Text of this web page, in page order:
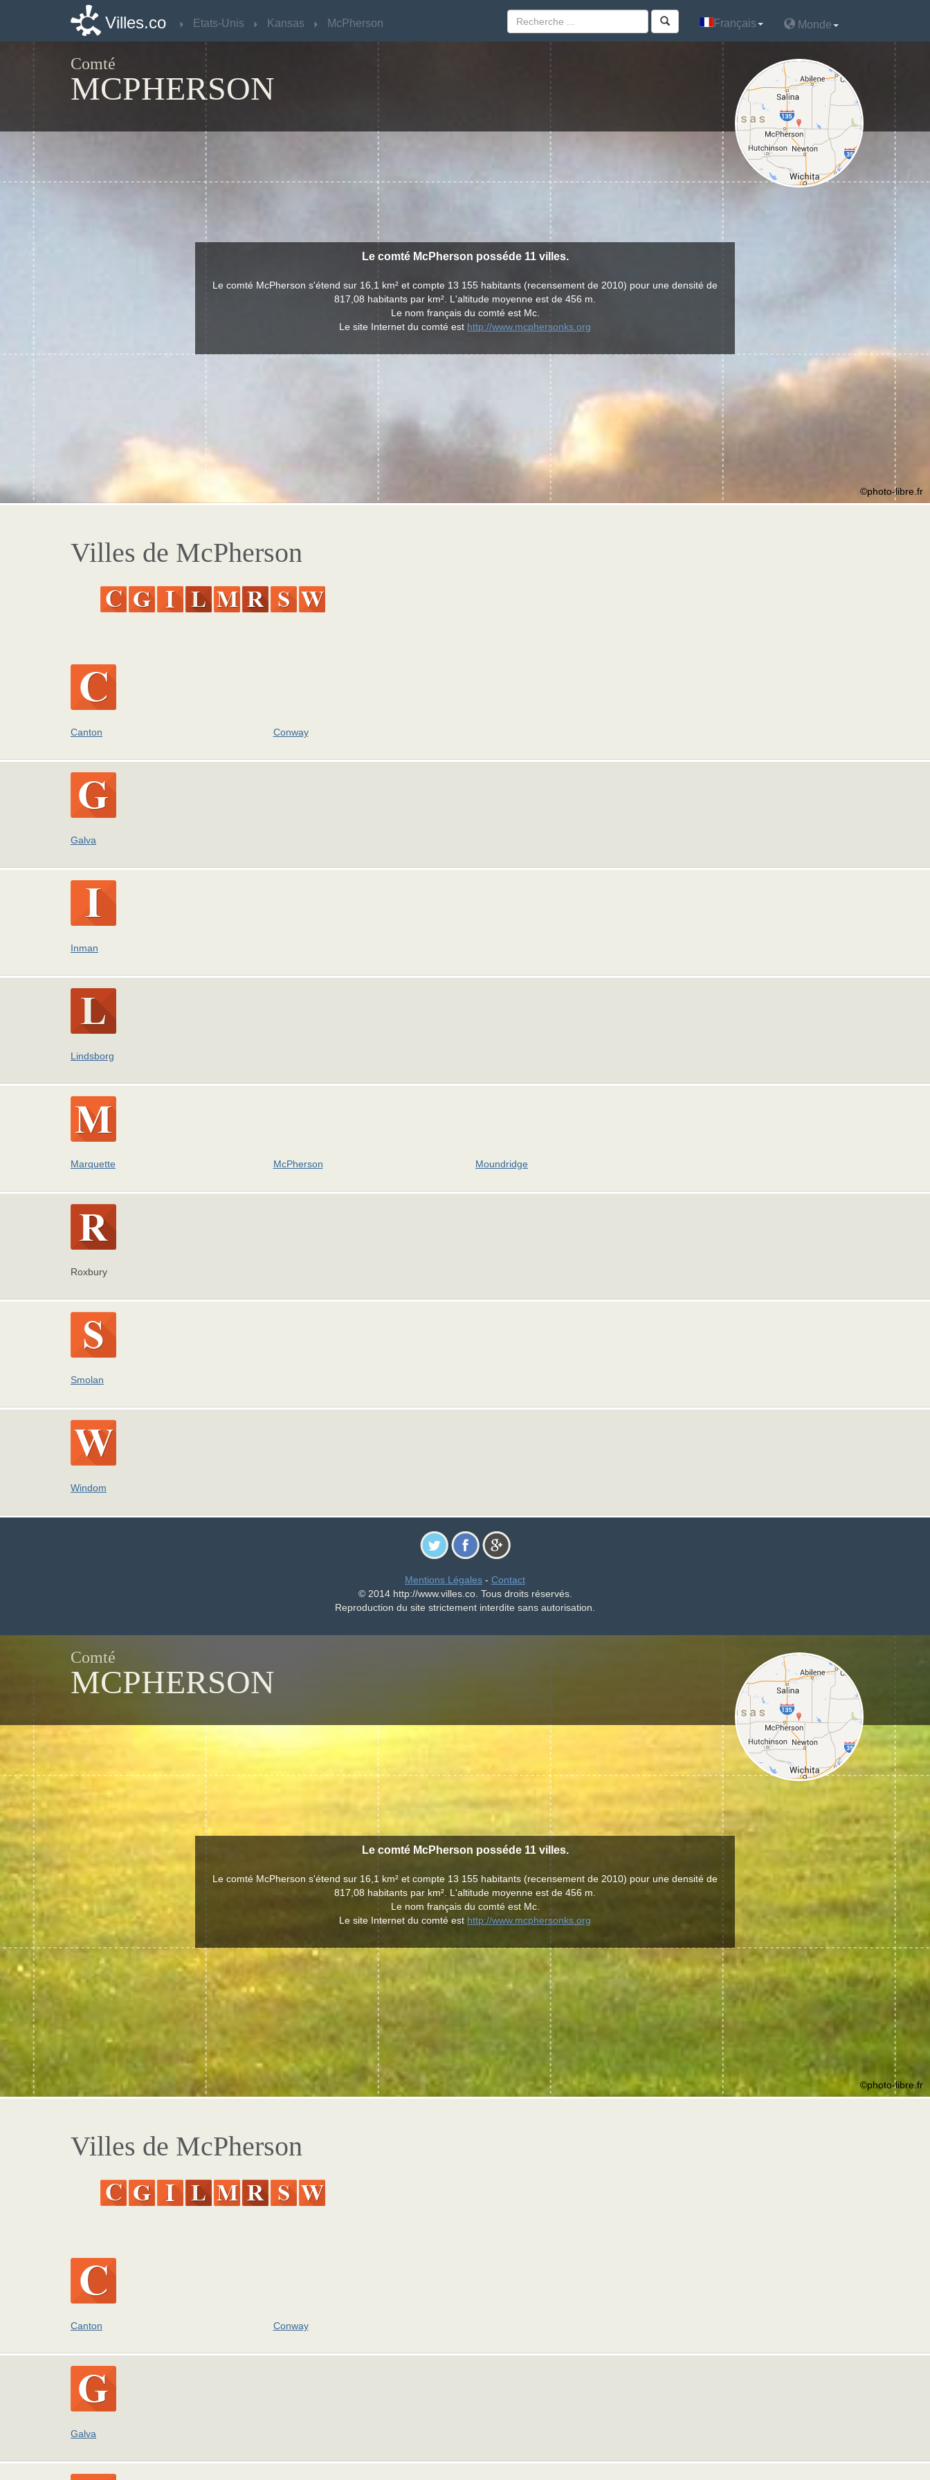
Villes.co Etats-Unis Kansas McPherson Français Monde
Comté
MCPHERSON
Le comté McPherson posséde 11 villes.
Le comté McPherson s'étend sur 16,1 km² et compte 13 155 habitants (recensement de 2010) pour une densité de
817,08 habitants par km². L'altitude moyenne est de 456 m.
Le nom français du comté est Mc.
Le site Internet du comté est http://www.mcphersonks.org
©photo-libre.fr
Villes de McPherson
Canton Conway
Galva
Inman
Lindsborg
Marquette McPherson Moundridge
Roxbury
Smolan
Windom
Mentions Légales - Contact
© 2014 http://www.villes.co. Tous droits réservés.
Reproduction du site strictement interdite sans autorisation.
Villes.co Etats-Unis Kansas McPherson Français Monde
Comté
MCPHERSON
Le comté McPherson posséde 11 villes.
Le comté McPherson s'étend sur 16,1 km² et compte 13 155 habitants (recensement de 2010) pour une densité de
817,08 habitants par km². L'altitude moyenne est de 456 m.
Le nom français du comté est Mc.
Le site Internet du comté est http://www.mcphersonks.org
©photo-libre.fr
Villes de McPherson
Canton Conway
Galva